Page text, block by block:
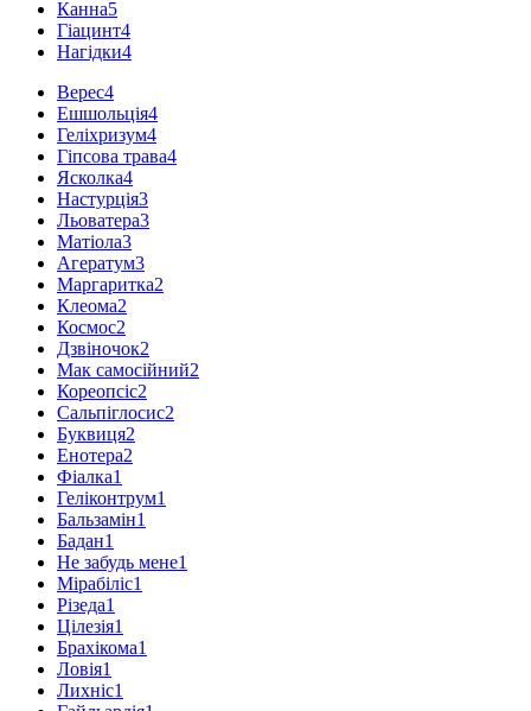
Канна5
Гіацинт4
Нагідки4
Верес4
Ешшольція4
Геліхризум4
Гіпсова трава4
Ясколка4
Настурція3
Льоватера3
Матіола3
Агератум3
Маргаритка2
Клеома2
Космос2
Дзвіночок2
Мак самосійний2
Кореопсіс2
Сальпіглосис2
Буквиця2
Енотера2
Фіалка1
Геліконтрум1
Бальзамін1
Бадан1
Не забудь мене1
Мірабіліс1
Різеда1
Цілезія1
Брахікома1
Ловія1
Лихніс1